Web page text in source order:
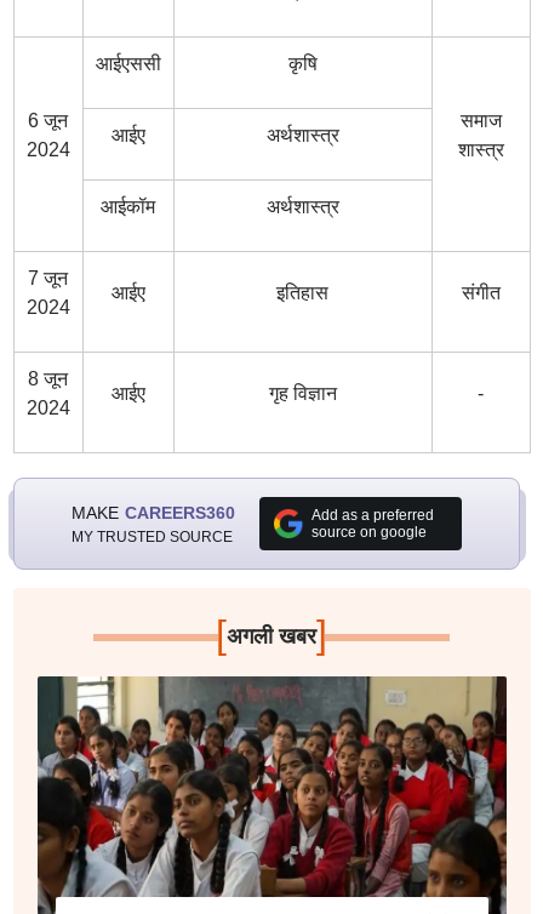
6 जून
2024
आईएससी कृषि
समाज
शास्त्र
आईए अर्थशास्त्र
आईकॉम अर्थशास्त्र
7 जून
2024
आईए इतिहास संगीत
8 जून
2024
आईए गृह विज्ञान -
MAKE CAREERS360
MY TRUSTED SOURCE
Add as a preferred
source on google
[अगली खबर]